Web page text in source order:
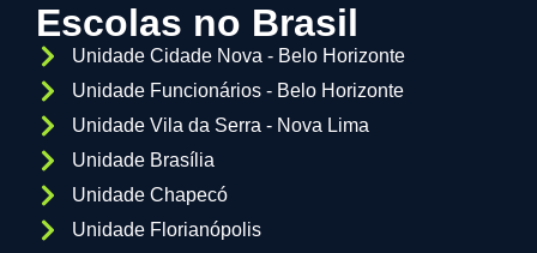
Escolas no Brasil
Unidade Cidade Nova - Belo Horizonte
Unidade Funcionários - Belo Horizonte
Unidade Vila da Serra - Nova Lima
Unidade Brasília
Unidade Chapecó
Unidade Florianópolis